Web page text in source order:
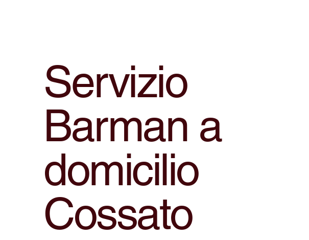
Servizio
Barman a
domicilio
Cossato